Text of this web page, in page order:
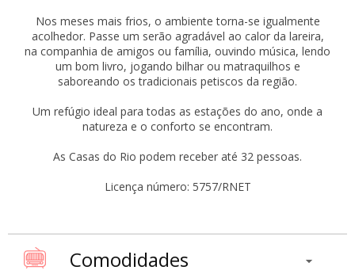
Nos meses mais frios, o ambiente torna-se igualmente
acolhedor. Passe um serão agradável ao calor da lareira,
na companhia de amigos ou família, ouvindo música, lendo
um bom livro, jogando bilhar ou matraquilhos e
saboreando os tradicionais petiscos da região.
Um refúgio ideal para todas as estações do ano, onde a
natureza e o conforto se encontram.
As Casas do Rio podem receber até 32 pessoas.
Licença número: 5757/RNET
Comodidades